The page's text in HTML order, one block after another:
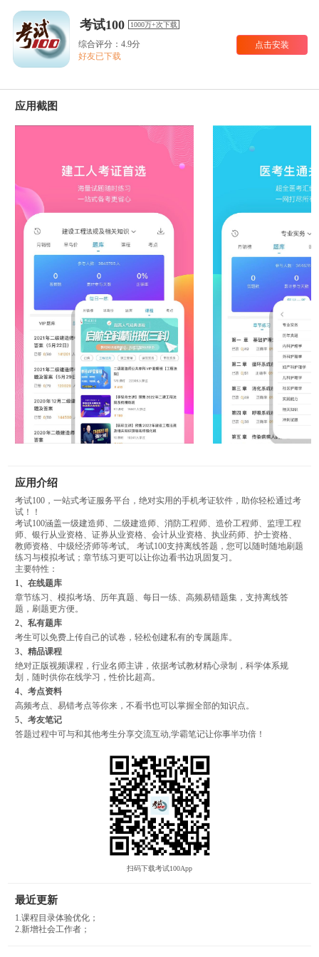
考试100 1000万+次下载
综合评分：4.9分
好友已下载
点击安装
应用截图
应用介绍
考试100，一站式考证服务平台，绝对实用的手机考证软件，助你轻松通过考
试！！
考试100涵盖一级建造师、二级建造师、消防工程师、造价工程师、监理工程
师、银行从业资格、证券从业资格、会计从业资格、执业药师、护士资格、
教师资格、中级经济师等考试。 考试100支持离线答题，您可以随时随地刷题
练习与模拟考试；章节练习更可以让你边看书边巩固复习。
主要特性：
1、在线题库
章节练习、模拟考场、历年真题、每日一练、高频易错题集，支持离线答
题，刷题更方便。
2、私有题库
考生可以免费上传自己的试卷，轻松创建私有的专属题库。
3、精品课程
绝对正版视频课程，行业名师主讲，依据考试教材精心录制，科学体系规
划，随时供你在线学习，性价比超高。
4、考点资料
高频考点、易错考点等你来，不看书也可以掌握全部的知识点。
5、考友笔记
答题过程中可与和其他考生分享交流互动,学霸笔记让你事半功倍！
扫码下载考试100App
最近更新
1.课程目录体验优化；
2.新增社会工作者；